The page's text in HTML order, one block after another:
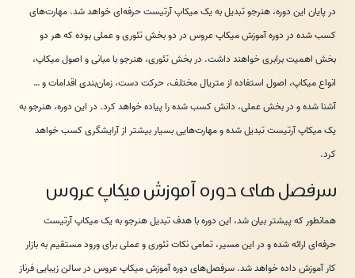
در پایان این دوره، هنرجو تبدیل به یک میکاپ آرتیست حرفه‌ای خواهد شد. مهارت‌های
کسب شده در دوره آموزش میکاپ عروس در دو بخش تئوری و عملی بوده که هر دو
بخش اهمیت برابری خواهند داشت. در بخش تئوری، هنرجو با مبانی و اصول میکاپ،
انواع میکاپ، اصول استفاده از متریال مختلف، حرکت دست، زمان‌بندی اقدامات و …
آشنا شده و در بخش عملی، دانش کسب شده را پیاده خواهد کرد. در این دوره، هنرجو به
یک میکاپ آرتیست تبدیل شده و مهارت‌هایی بسیار بیشتر از آرایشگری کسب خواهد
کرد.
سرفصل های دوره آموزش میکاپ عروس
همانطور که پیشتر بیان شد، این دوره با هدف تبدیل هنرجو به یک میکاپ آرتیست
حرفه‌ای ارائه شده و در این مسیر، تمامی نکات تئوری و عملی برای ورود مستقیم به بازار
کار آموزش داده خواهد شد. سرفصل‌های دوره آموزش میکاپ عروس در سالن زیبایی فرناز